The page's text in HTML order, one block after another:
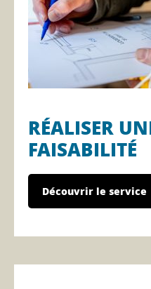
RÉALISER
FAISABILITÉ
Découvrir le service